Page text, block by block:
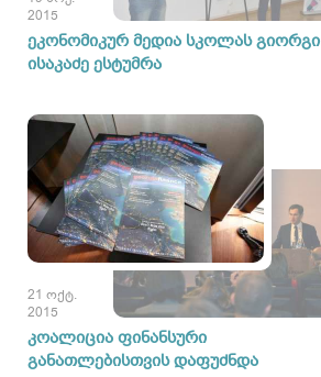
2015
ეკონომიკურ მედია სკოლას გიორგი
ისაკაძე ესტუმრა
21 ოქტ.
2015
კოალიცია ფინანსური
განათლებისთვის დაფუძნდა